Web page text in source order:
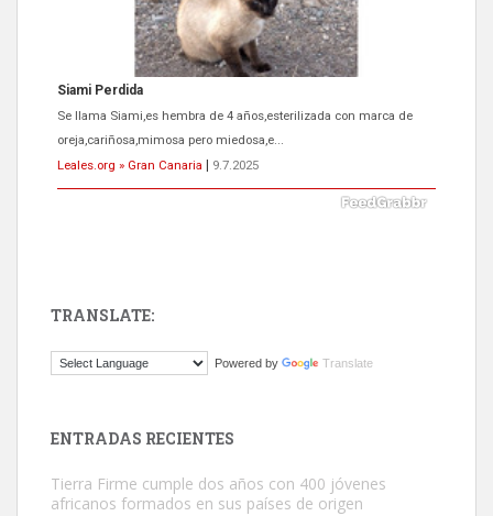
Siami Perdida
Se llama Siami,es hembra de 4 años,esterilizada con marca de
oreja,cariñosa,mimosa pero miedosa,e...
Leales.org » Gran Canaria
9.7.2025
El ayuntamiento se va a llevar a Los Gatos callejeros de la zona los
TRANSLATE:
Powered by Translate
ENTRADAS RECIENTES
Tierra Firme cumple dos años con 400 jóvenes
africanos formados en sus países de origen